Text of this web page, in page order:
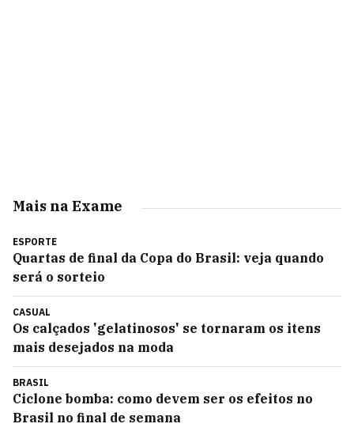
Mais na Exame
ESPORTE
Quartas de final da Copa do Brasil: veja quando
será o sorteio
CASUAL
Os calçados 'gelatinosos' se tornaram os itens
mais desejados na moda
BRASIL
Ciclone bomba: como devem ser os efeitos no
Brasil no final de semana